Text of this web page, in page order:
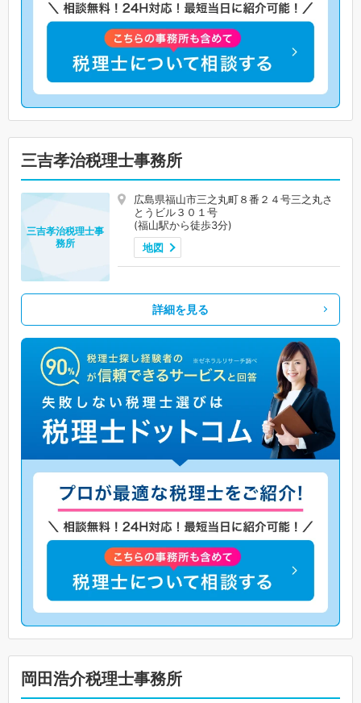
三吉孝治税理士事務所
広島県福山市三之丸町８番２４号三之丸さ
とうビル３０１号
(福山駅から徒歩3分)
地図
三吉孝治税理士事
務所
詳細を見る
岡田浩介税理士事務所